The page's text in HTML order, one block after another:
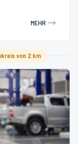
MEHR
von 2 km